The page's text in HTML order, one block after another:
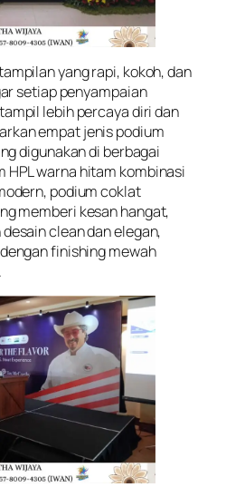
yang rapi, kokoh, dan
setiap penyampaian
lebih percaya diri dan
empat jenis podium
digunakan di berbagai
HPL warna hitam kombinasi
podium coklat
memberi kesan hangat,
clean dan elegan,
finishing mewah